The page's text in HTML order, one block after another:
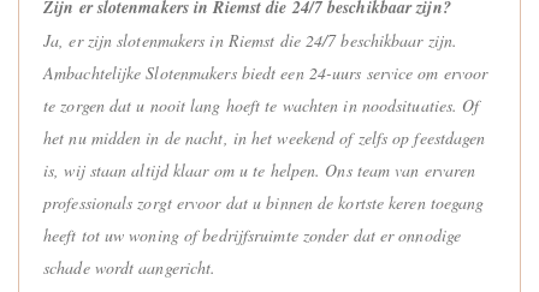
Zijn er slotenmakers in Riemst die 24/7 beschikbaar zijn?
Ja, er zijn slotenmakers in Riemst die 24/7 beschikbaar zijn.
Ambachtelijke Slotenmakers biedt een 24-uurs service om ervoor
te zorgen dat u nooit lang hoeft te wachten in noodsituaties. Of
het nu midden in de nacht, in het weekend of zelfs op feestdagen
is, wij staan altijd klaar om u te helpen. Ons team van ervaren
professionals zorgt ervoor dat u binnen de kortste keren toegang
heeft tot uw woning of bedrijfsruimte zonder dat er onnodige
schade wordt aangericht.